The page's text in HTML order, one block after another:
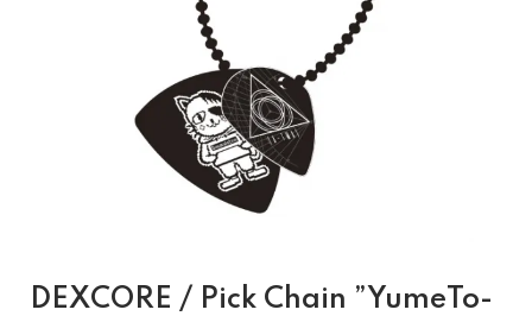
DEXCORE / Pick Chain ”YumeTo-